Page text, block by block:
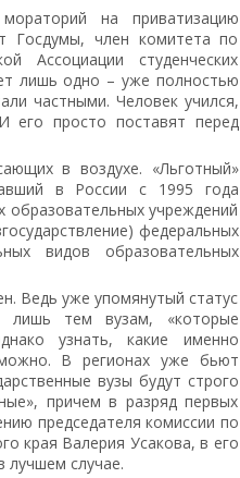
на приватизацию
Госдумы, член комитета по
Ассоциации студенческих
лишь одно – уже полностью
частными. Человек учился,
его просто поставят перед
в воздухе. «Льготный»
в России с 1995 года
образовательных учреждений
федеральных
видов образовательных
Ведь уже упомянутый статус
лишь тем вузам, «которые
узнать, какие именно
В регионах уже бьют
вузы будут строго
причем в разряд первых
председателя комиссии по
края Валерия Усакова, в его
лучшем случае.